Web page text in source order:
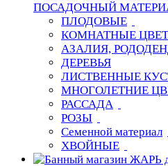
ПОСАДОЧНЫЙ
ПЛОДОВЫЕ
КОМНАТНЫЕ
АЗАЛИЯ,
ДЕРЕВЬЯ
ЛИСТВЕННЫЕ
МНОГОЛЕТНИЕ
РАССАДА
РОЗЫ
Семенной материал
ХВОЙНЫЕ